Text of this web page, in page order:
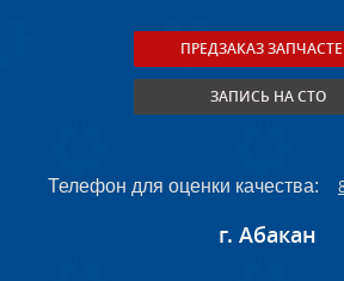
ПРЕДЗАКАЗ
ЗАПИСЬ НА СТО
Телефон для оценки качества:
г. Абакан